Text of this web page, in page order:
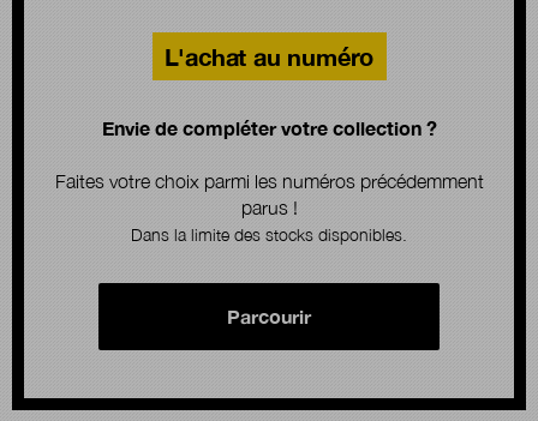
L'achat au numéro
Envie de compléter votre collection ?
Faites votre choix parmi les numéros précédemment
parus !
Dans la limite des stocks disponibles.
Parcourir